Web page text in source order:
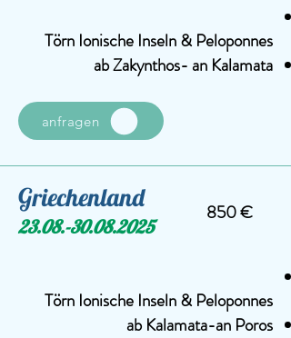
Törn Ionische Inseln & Peloponnes
ab Zakynthos- an Kalamata
anfragen
Griechenland
23.08.-30.08.2025
850 €
Törn Ionische Inseln & Peloponnes
ab Kalamata-an Poros